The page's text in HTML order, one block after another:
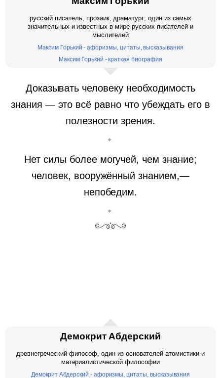
русский писатель, прозаик, драматург; один из самых
значительных и известных в мире русских писателей и
мыслителей
Максим Горький - афоризмы, цитаты, высказывания
Максим Горький - краткая биография
Доказывать человеку необходимость
знания — это всё равно что убеждать его в
полезности зрения.
Нет силы более могучей, чем знание;
человек, вооружённый знанием,—
непобедим.
Демокрит Абдерский
древнегреческий философ, один из основателей атомистики и
материалистической философии
Демокрит Абдерский - афоризмы, цитаты, высказывания